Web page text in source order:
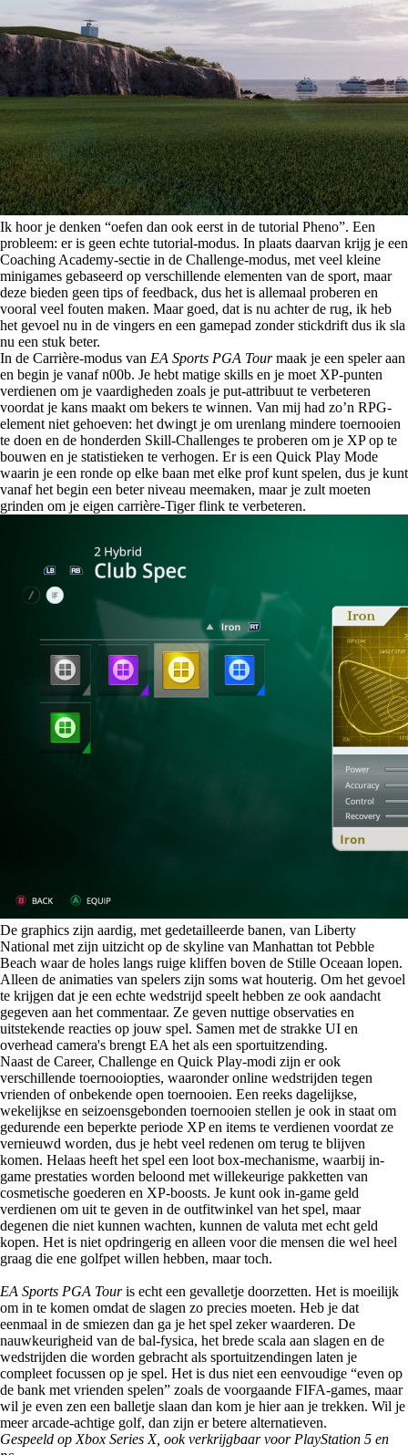
Ik hoor je denken “oefen dan ook eerst in de tutorial Pheno”. Een
probleem: er is geen echte tutorial-modus. In plaats daarvan krijg je een
Coaching Academy-sectie in de Challenge-modus, met veel kleine
minigames gebaseerd op verschillende elementen van de sport, maar
deze bieden geen tips of feedback, dus het is allemaal proberen en
vooral veel fouten maken. Maar goed, dat is nu achter de rug, ik heb
het gevoel nu in de vingers en een gamepad zonder stickdrift dus ik sla
nu een stuk beter.
In de Carrière-modus van EA Sports PGA Tourmaak je een speler aan
en begin je vanaf n00b. Je hebt matige skills en je moet XP-punten
verdienen om je vaardigheden zoals je put-attribuut te verbeteren
voordat je kans maakt om bekers te winnen. Van mij had zo’n RPG-
element niet gehoeven: het dwingt je om urenlang mindere toernooien
te doen en de honderden Skill-Challenges te proberen om je XP op te
bouwen en je statistieken te verhogen. Er is een Quick Play Mode
waarin je een ronde op elke baan met elke prof kunt spelen, dus je kunt
vanaf het begin een beter niveau meemaken, maar je zult moeten
grinden om je eigen carrière-Tiger flink te verbeteren.
De graphics zijn aardig, met gedetailleerde banen, van Liberty
National met zijn uitzicht op de skyline van Manhattan tot Pebble
Beach waar de holes langs ruige kliffen boven de Stille Oceaan lopen.
Alleen de animaties van spelers zijn soms wat houterig. Om het gevoel
te krijgen dat je een echte wedstrijd speelt hebben ze ook aandacht
gegeven aan het commentaar. Ze geven nuttige observaties en
uitstekende reacties op jouw spel. Samen met de strakke UI en
overhead camera's brengt EA het als een sportuitzending.
Naast de Career, Challenge en Quick Play-modi zijn er ook
verschillende toernooiopties, waaronder online wedstrijden tegen
vrienden of onbekende open toernooien. Een reeks dagelijkse,
wekelijkse en seizoensgebonden toernooien stellen je ook in staat om
gedurende een beperkte periode XP en items te verdienen voordat ze
vernieuwd worden, dus je hebt veel redenen om terug te blijven
komen. Helaas heeft het spel een loot box-mechanisme, waarbij in-
game prestaties worden beloond met willekeurige pakketten van
cosmetische goederen en XP-boosts. Je kunt ook in-game geld
verdienen om uit te geven in de outfitwinkel van het spel, maar
degenen die niet kunnen wachten, kunnen de valuta met echt geld
kopen. Het is niet opdringerig en alleen voor die mensen die wel heel
graag die ene golfpet willen hebben, maar toch.
EA Sports PGA Touris echt een gevalletje doorzetten. Het is moeilijk
om in te komen omdat de slagen zo precies moeten. Heb je dat
eenmaal in de smiezen dan ga je het spel zeker waarderen. De
nauwkeurigheid van de bal-fysica, het brede scala aan slagen en de
wedstrijden die worden gebracht als sportuitzendingen laten je
compleet focussen op je spel. Het is dus niet een eenvoudige “even op
de bank met vrienden spelen” zoals de voorgaande FIFA-games, maar
wil je even zen een balletje slaan dan kom je hier aan je trekken. Wil je
meer arcade-achtige golf, dan zijn er betere alternatieven.
Gespeeld op Xbox Series X, ook verkrijgbaar voor PlayStation 5 en